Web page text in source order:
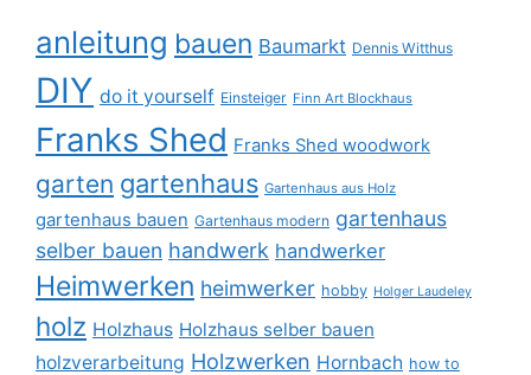
anleitung bauen Baumarkt Dennis Witthus
DIY do it yourself Einsteiger Finn Art Blockhaus
Franks Shed Franks Shed woodwork
garten gartenhaus Gartenhaus aus Holz
gartenhaus bauen Gartenhaus modern gartenhaus
selber bauen handwerk handwerker
Heimwerken heimwerker hobby Holger Laudeley
holz Holzhaus Holzhaus selber bauen
holzverarbeitung Holzwerken Hornbach how to